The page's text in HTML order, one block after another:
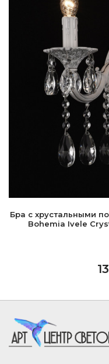
Бра с хрустальными
Bohemia Ivele